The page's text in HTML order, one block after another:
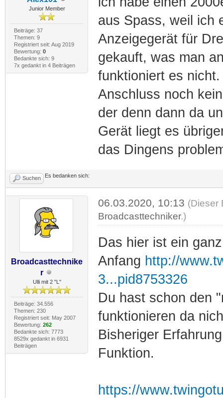
Junior Member
Beiträge: 37
Themen: 9
Registriert seit: Aug 2019
Bewertung: 0
Bedankte sich: 9
7x gedankt in 4 Beiträgen
aus Spass, weil ich
Anzeigegerät für
gekauft, was man
funktioniert es
Anschluss noch
der denn dann da
Gerät liegt es
das Dingens
Suchen Es bedanken sich:
Broadcasttechnike
r
Ulli mit 2 "L"
Beiträge: 34.556
Themen: 230
Registriert seit: May 2007
Bewertung: 262
Bedankte sich: 7773
8529x gedankt in 6931
Beiträgen
06.03.2020, 10:13 (Dieser
Broadcasttechniker.)
Das hier ist ein
Anfang http://
3...pid8753326
Du hast schon den
funktionieren da
Bisheriger
Funktion.
https://